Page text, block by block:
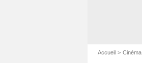
Accueil Cinéma